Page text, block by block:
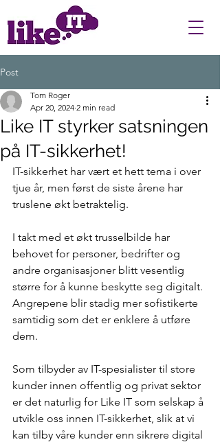
Post
Like IT styrker satsningen
på IT-sikkerhet!
Tom Roger
Apr 20, 2024 2 min read
IT-sikkerhet har vært et hett tema i over
tjue år, men først de siste årene har
truslene økt betraktelig.
I takt med et økt trusselbilde har
behovet for personer, bedrifter og
andre organisasjoner blitt vesentlig
større for å kunne beskytte seg digitalt.
Angrepene blir stadig mer sofistikerte
samtidig som det er enklere å utføre
dem.
Som tilbyder av IT-spesialister til store
kunder innen offentlig og privat sektor
er det naturlig for Like IT som selskap å
utvikle oss innen IT-sikkerhet, slik at vi
kan tilby våre kunder enn sikrere digital